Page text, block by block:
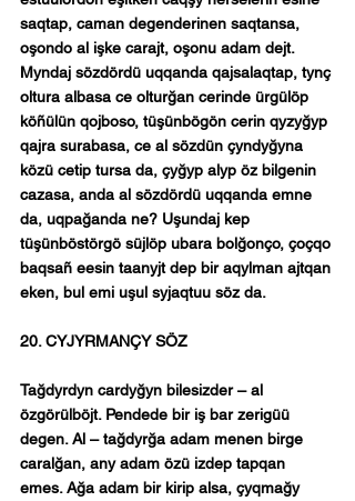
saqtap, caman degenderinen saqtansa,
oşondo al işke carajt, oşonu adam dejt.
Myndaj sözdördü uqqanda qajsalaqtap, tynç
oltura albasa ce olturğan cerinde ürgülöp
köñülün qojboso, tüşünbögön cerin qyzyğyp
qajra surabasa, ce al sözdün çyndyğyna
közü cetip tursa da, çyğyp alyp öz bilgenin
cazasa, anda al sözdördü uqqanda emne
da, uqpağanda ne? Uşundaj kep
tüşünböstörgö süjlöp ubara bolğonço, çoçqo
baqsañ eesin taanyjt dep bir aqylman ajtqan
eken, bul emi uşul syjaqtuu söz da.
20. CYJYRMANÇY SÖZ
Tağdyrdyn cardyğyn bilesizder – al
özgörülböjt. Pendede bir iş bar zerigüü
degen. Al – tağdyrğa adam menen birge
caralğan, any adam özü izdep tapqan
emes. Ağa adam bir kirip alsa, çyqmağy